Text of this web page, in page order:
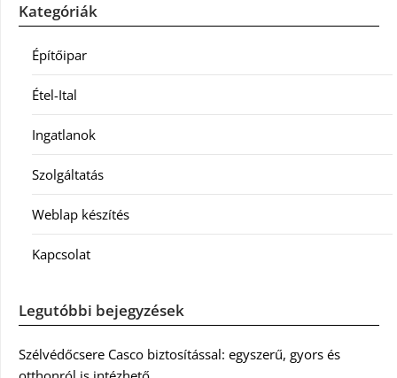
Kategóriák
Építőipar
Étel-Ital
Ingatlanok
Szolgáltatás
Weblap készítés
Kapcsolat
Legutóbbi bejegyzések
Szélvédőcsere Casco biztosítással: egyszerű, gyors és